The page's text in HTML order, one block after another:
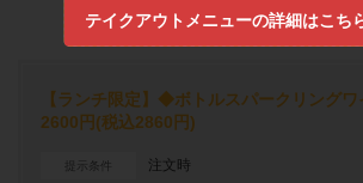
テイクアウトメニューの詳細はこち
【ランチ限定】◆ボトルスパークリング
2600円(税込2860円)
提示条件 注文時
閉じる